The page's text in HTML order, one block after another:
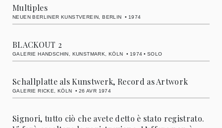
Multiples
NEUEN BERLINER KUNSTVEREIN, BERLIN 1974
BLACKOUT 2
GALERIE HANDSCHIN, KUNSTMARK, KÖLN 1974 SOLO
Schallplatte als Kunstwerk, Record as Artwork
GALERIE RICKE, KÖLN 26 AVR 1974
Signori, tutto ciò che avete detto è stato registrato.